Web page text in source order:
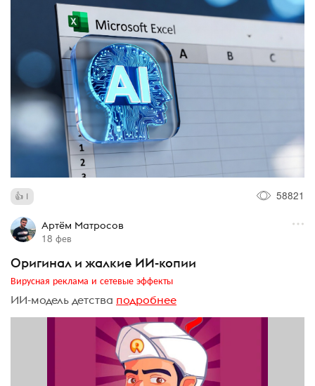
1 58821
Артём Матросов
18 фев
Оригинал и жалкие ИИ-копии
Вирусная реклама и сетевые эффекты
ИИ-модель детства подробнее